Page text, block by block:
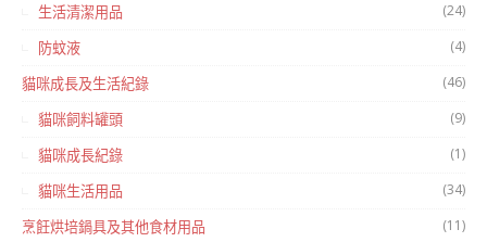
生活清潔用品 (24)
防蚊液 (4)
貓咪成長及生活紀錄 (46)
貓咪飼料罐頭 (9)
貓咪成長紀錄 (1)
貓咪生活用品 (34)
烹飪烘培鍋具及其他食材用品 (11)